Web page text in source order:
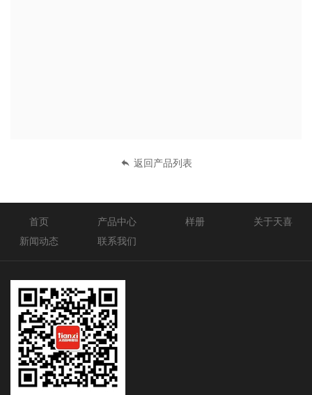
返回产品列表
首页 产品中心 样册
关于天喜
新闻动态
联系我们